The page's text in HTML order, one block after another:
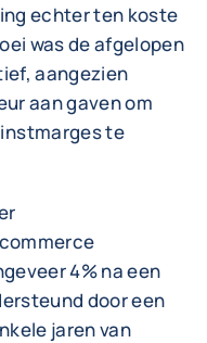
echter ten koste
was de afgelopen
aangezien
aan gaven om
te
4% na een
door een
jaren van